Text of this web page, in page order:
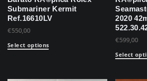
Submariner Kermit
Ref.16610LV
€550,00
Select options
2020
€599,00
Select